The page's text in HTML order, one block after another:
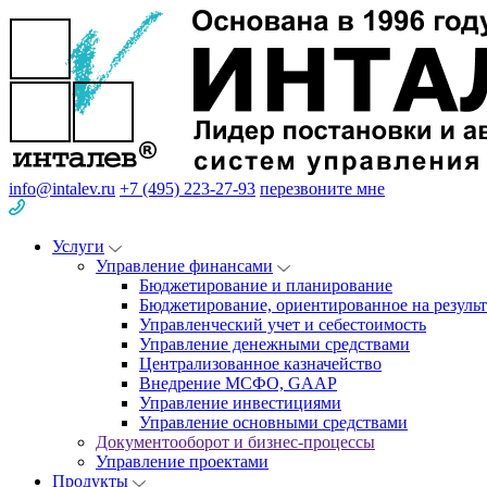
info@intalev.ru +7 (495) 223-27-93 перезвоните мне
Услуги
Управление финансами
Бюджетирование и планирование
Бюджетирование, ориентированное на
Управленческий учет и себестоимость
Управление денежными средствами
Централизованное казначейство
Внедрение МСФО, GAAP
Управление инвестициями
Управление основными средствами
Документооборот и бизнес-процессы
Управление проектами
Продукты